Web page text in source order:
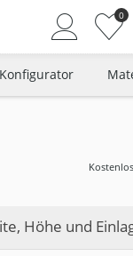
0
Konfigurator
Höhe und